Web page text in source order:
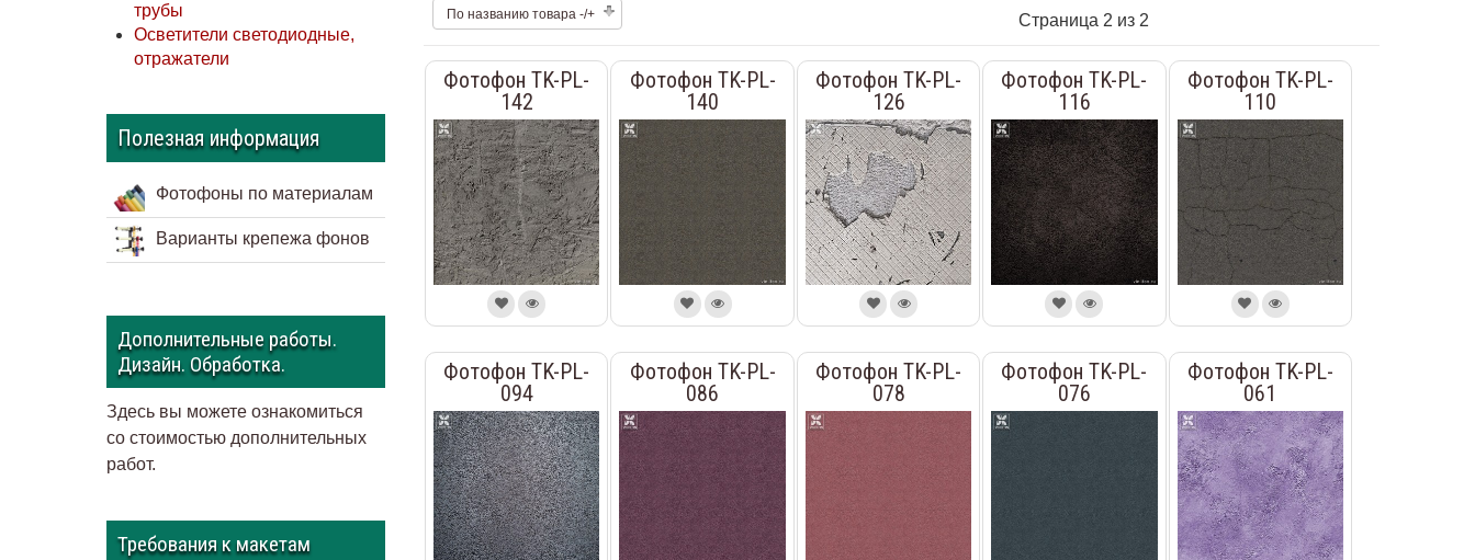
трубы
Осветители светодиодные,
отражатели
Полезная информация
Фотофоны по материалам
Варианты крепежа фонов
Дополнительные работы.
Дизайн. Обработка.
Здесь вы можете ознакомиться
со стоимостью дополнительных
работ.
Требования к макетам
По названию товара -/+
Страница 2 из 2
Фотофон TK-PL-
142
Фотофон TK-PL-
140
Фотофон TK-PL-
126
Фотофон TK-PL-
116
Фотофон TK-PL-
110
Фотофон TK-PL-
094
Фотофон TK-PL-
086
Фотофон TK-PL-
078
Фотофон TK-PL-
076
Фотофон TK-PL-
061